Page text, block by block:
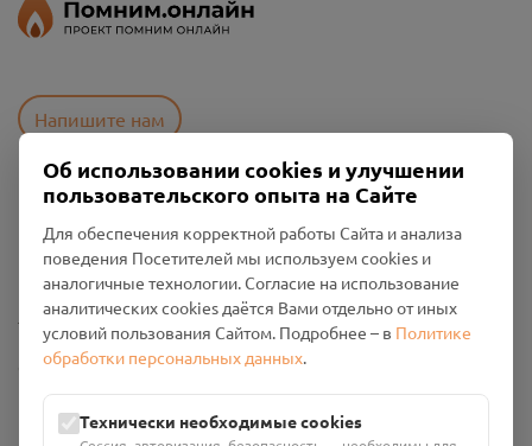
Напишите нам
Политика конфиденциальности
Промо-материалы
Настройки cookies
Общество с ограниченной ответственностью «Смоленский
Проект Помним»
ИНН: 6700029207 ОГРН: 1256700001986
Об использовании cookies и улучшении
пользовательского опыта на Сайте
Для обеспечения корректной работы Сайта и анализа
поведения Посетителей мы используем cookies и
аналогичные технологии. Согласие на использование
аналитических cookies даётся Вами отдельно от иных
условий пользования Сайтом. Подробнее – в Политике
обработки персональных данных.
Технически необходимые cookies